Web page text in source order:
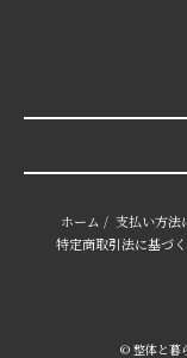
ホーム / 支払い方法
特定商取引法に基づ
© 整体と暮